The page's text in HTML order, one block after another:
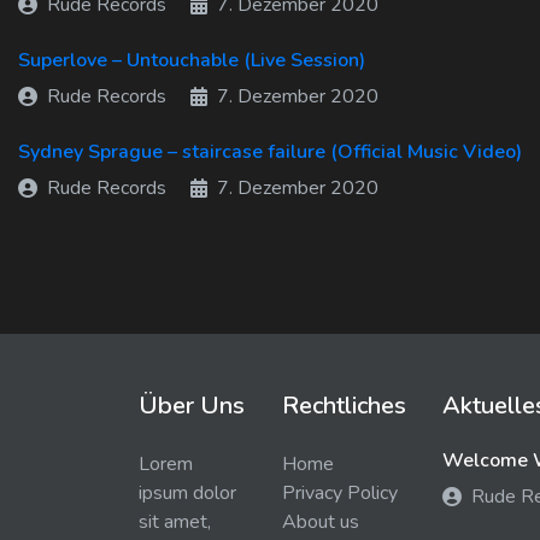
Superlove – Untouchable (Live Session)
Rude Records
7. Dezember 2020
Sydney Sprague – staircase failure (Official Music Video)
Rude Records
7. Dezember 2020
Über Uns
Lorem
ipsum dolor
sit amet,
Rechtliches
Home
Privacy Policy
About us
Welcome
Rude